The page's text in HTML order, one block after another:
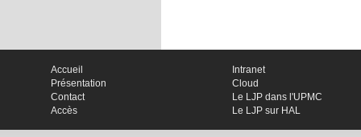
Accueil
Présentation
Contact
Accès
Intranet
Cloud
Le LJP dans l'UPMC
Le LJP sur HAL